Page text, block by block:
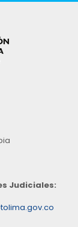
Judiciales: